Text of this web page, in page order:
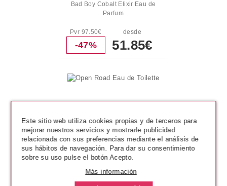
Bad Boy Cobalt Elixir Eau de
Parfum
Pvr 97.50€
-47%
desde
51.85€
Este sitio web utiliza cookies propias y de terceros para
mejorar nuestros servicios y mostrarle publicidad
relacionada con sus preferencias mediante el análisis de
sus hábitos de navegación. Para dar su consentimiento
sobre su uso pulse el botón Acepto.
Más información